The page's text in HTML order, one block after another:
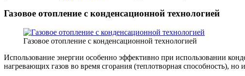
Газовое отопление с конденсационной технологией
Газовое отопление с конденсационной технологией
Использование энергии особенно эффективно при использовании
нагревающих газов во время сгорания (теплотворная способность), но